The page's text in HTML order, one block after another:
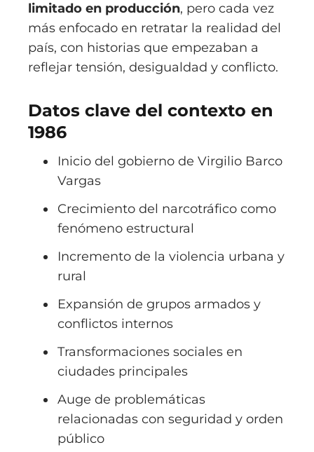
limitado en producción, pero cada vez
más enfocado en retratar la realidad del
país, con historias que empezaban a
reflejar tensión, desigualdad y conflicto.
Datos clave del contexto en
1986
Inicio del gobierno de Virgilio Barco
Vargas
Crecimiento del narcotráfico como
fenómeno estructural
Incremento de la violencia urbana y
rural
Expansión de grupos armados y
conflictos internos
Transformaciones sociales en
ciudades principales
Auge de problemáticas
relacionadas con seguridad y orden
público